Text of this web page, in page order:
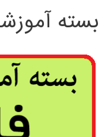
بسته